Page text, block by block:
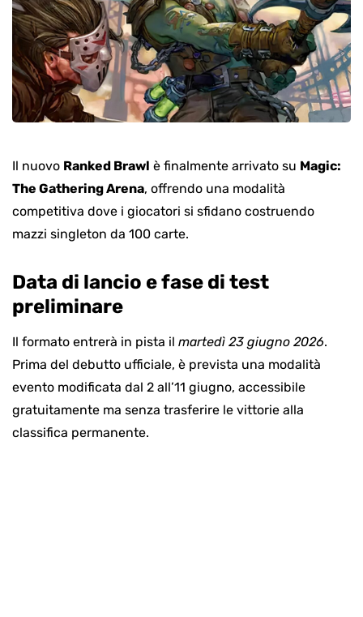
Il nuovo Ranked Brawl è finalmente arrivato su Magic:
The Gathering Arena, offrendo una modalità
competitiva dove i giocatori si sfidano costruendo
mazzi singleton da 100 carte.
Data di lancio e fase di test
preliminare
Il formato entrerà in pista il martedì 23 giugno 2026.
Prima del debutto ufficiale, è prevista una modalità
evento modificata dal 2 all’11 giugno, accessibile
gratuitamente ma senza trasferire le vittorie alla
classifica permanente.